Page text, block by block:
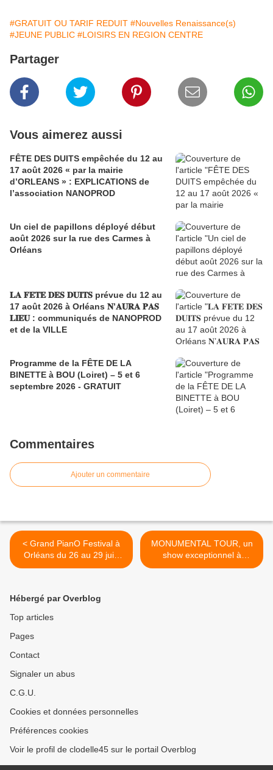
#GRATUIT OU TARIF REDUIT #Nouvelles Renaissance(s)
#JEUNE PUBLIC #LOISIRS EN REGION CENTRE
Partager
Vous aimerez aussi
FÊTE DES DUITS empêchée du 12 au
17 août 2026 « par la mairie
d’ORLEANS » : EXPLICATIONS de
l’association NANOPROD
Un ciel de papillons déployé début
août 2026 sur la rue des Carmes à
Orléans
𝐋𝐀 𝐅𝐄𝐓𝐄 𝐃𝐄𝐒 𝐃𝐔𝐈𝐓𝐒 prévue du 12 au
17 août 2026 à Orléans 𝐍’𝐀𝐔𝐑𝐀 𝐏𝐀𝐒
𝐋𝐈𝐄𝐔 : communiqués de NANOPROD
et de la VILLE
Programme de la FÊTE DE LA
BINETTE à BOU (Loiret) – 5 et 6
septembre 2026 - GRATUIT
Commentaires
Ajouter un commentaire
< Grand PianO Festival à
Orléans du 26 au 29 juin
2025 sous le signe de la
MONUMENTAL TOUR, un
show exceptionnel à
CHAMBORD le 19
Hébergé par Overblog
Top articles
Pages
Contact
Signaler un abus
C.G.U.
Cookies et données personnelles
Préférences cookies
Voir le profil de clodelle45 sur le portail Overblog